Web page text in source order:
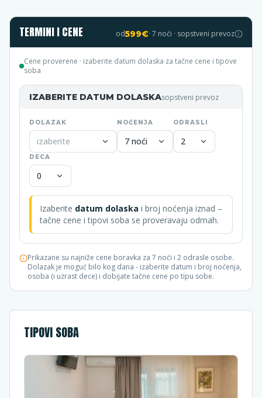
TERMINI I CENE od599€· 7 noći · sopstveni prevoz
Cene proverene · izaberite datum dolaska za tačne cene i tipove
soba
IZABERITE DATUM DOLASKAsopstveni prevoz
DOLAZAK
izaberite
NOĆENJA
7 noći
ODRASLI
2
DECA
0
Izaberite datum dolaska i broj noćenja iznad –
tačne cene i tipovi soba se proveravaju odmah.
Prikazane su najniže cene boravka za 7 noći i 2 odrasle osobe.
Dolazak je moguć bilo kog dana - izaberite datum i broj noćenja,
osoba (i uzrast dece) i dobijate tačne cene po tipu sobe.
TIPOVI SOBA